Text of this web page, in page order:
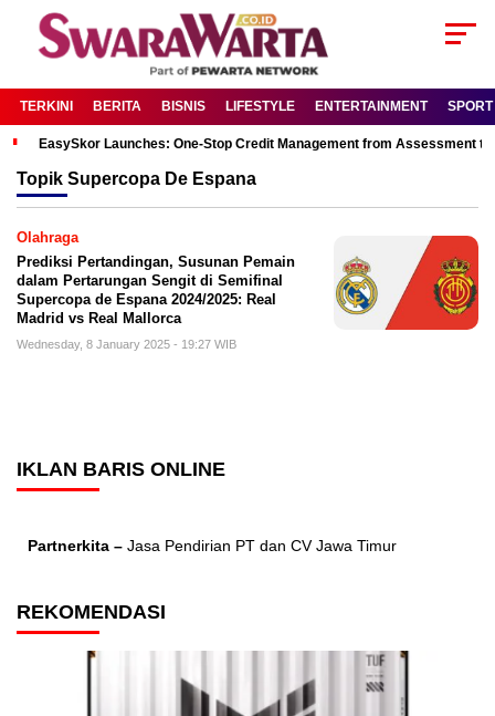
TERKINI BERITA BISNIS LIFESTYLE ENTERTAINMENT SPORT
EasySkor Launches: One-Stop Credit Management from Assessment
Topik Supercopa De Espana
Olahraga
Prediksi Pertandingan, Susunan Pemain
dalam Pertarungan Sengit di Semifinal
Supercopa de Espana 2024/2025: Real
Madrid vs Real Mallorca
Wednesday, 8 January 2025 - 19:27 WIB
IKLAN BARIS ONLINE
Partnerkita – Jasa Pendirian PT dan CV Jawa Timur
REKOMENDASI